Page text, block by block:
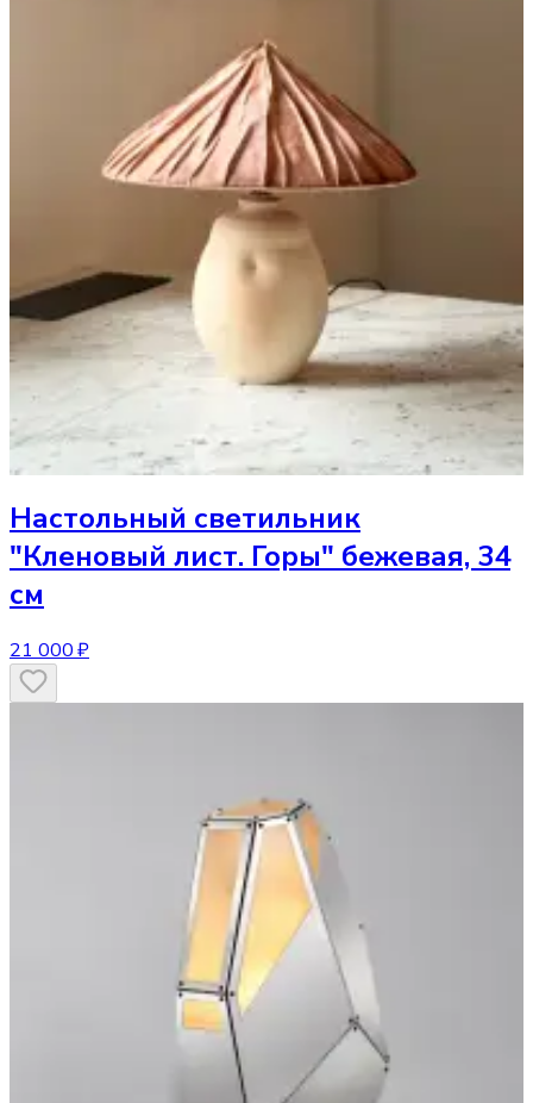
Настольный светильник
"Кленовый лист. Горы" бежевая, 34
см
21 000 ₽